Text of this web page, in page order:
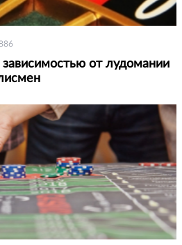
от лудомании